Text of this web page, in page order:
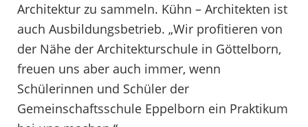
Architektur zu sammeln. Kühn – Architekten ist
auch Ausbildungsbetrieb. „Wir profitieren von
der Nähe der Architekturschule in Göttelborn,
freuen uns aber auch immer, wenn
Schülerinnen und Schüler der
Gemeinschaftsschule Eppelborn ein Praktikum